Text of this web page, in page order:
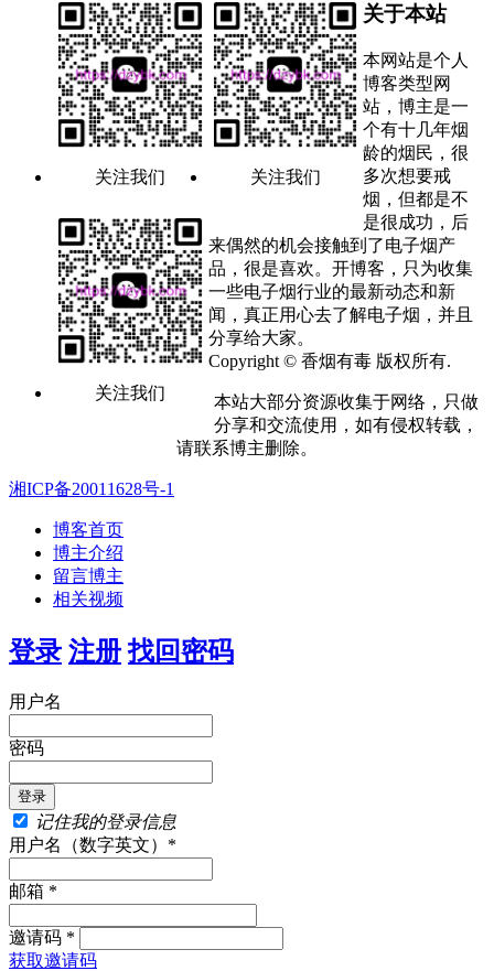
关注我们 关注我们
关注我们
关于本站
本网站是个人
博客类型网
站，博主是一
个有十几年烟
龄的烟民，很
多次想要戒
烟，但都是不
是很成功，后
来偶然的机会接触到了电子烟产
品，很是喜欢。开博客，只为收集
一些电子烟行业的最新动态和新
闻，真正用心去了解电子烟，并且
分享给大家。
Copyright © 香烟有毒 版权所有.
本站大部分资源收集于网络，只做
分享和交流使用，如有侵权转载，
请联系博主删除。
湘ICP备20011628号-1
博客首页
博主介绍
留言博主
相关视频
登录 注册 找回密码
用户名
密码
记住我的登录信息
用户名（数字英文）*
邮箱 *
邀请码 *
获取邀请码